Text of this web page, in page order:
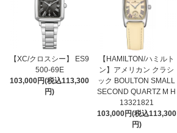
【XC/クロスシー】 ES9
500-69E
103,000円(税込113,300
円)
【HAMILTON/ハミルト
ン】アメリカン クラシ
ック BOULTON SMALL
SECOND QUARTZ M H
13321821
103,000円(税込113,300
円)